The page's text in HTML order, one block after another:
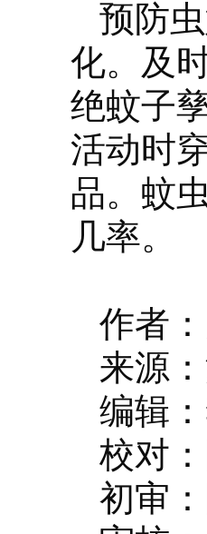
预防
化。及
绝蚊子
活动时
品。蚊
几率。
作者
来源
编辑
校对
初审